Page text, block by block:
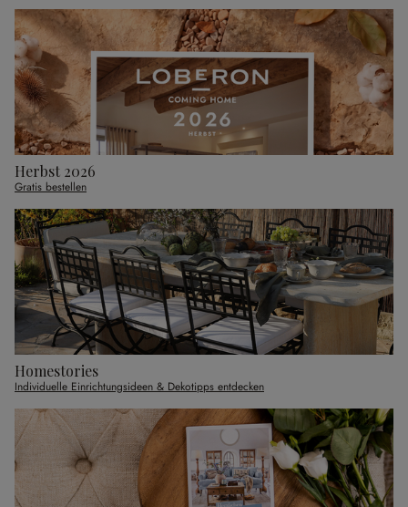
Herbst 2026
Gratis bestellen
Homestories
Individuelle Einrichtungsideen & Dekotipps entdecken